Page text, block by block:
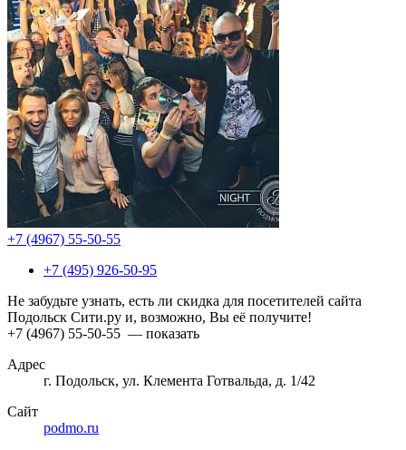
+7 (4967) 55-50-55
+7 (495) 926-50-95
Не забудьте узнать, есть ли скидка для посетителей сайта
Подольск Сити.ру и, возможно, Вы её получите!
+7 (4967) 55-50-55 — показать
Адрес
г. Подольск, ул. Клемента Готвальда, д. 1/42
Сайт
podmo.ru